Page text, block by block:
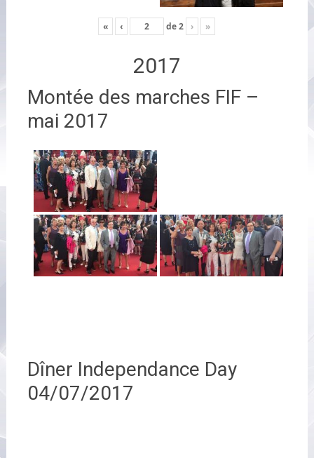
« ‹ de2 › »
2017
Montée des marches FIF –
mai 2017
Dîner Independance Day
04/07/2017